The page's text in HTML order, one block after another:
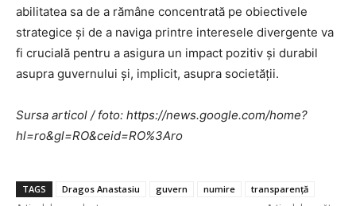
abilitatea sa de a rămâne concentrată pe obiectivele
strategice și de a naviga printre interesele divergente va
fi crucială pentru a asigura un impact pozitiv și durabil
asupra guvernului și, implicit, asupra societății.
Sursa articol / foto: https://news.google.com/home?
hl=ro&gl=RO&ceid=RO%3Aro
TAGS Dragos Anastasiu guvern numire transparență